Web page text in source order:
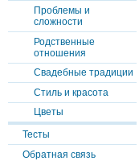
Проблемы и
сложности
Родственные
отношения
Свадебные традиции
Стиль и красота
Цветы
Тесты
Обратная связь